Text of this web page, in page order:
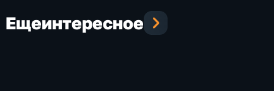
Ещеинтересное